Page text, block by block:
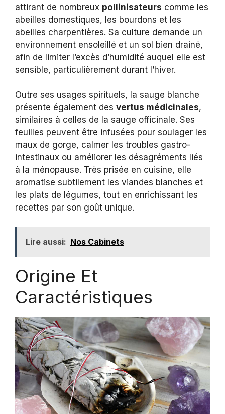
attirant de nombreux pollinisateurs comme les
abeilles domestiques, les bourdons et les
abeilles charpentières. Sa culture demande un
environnement ensoleillé et un sol bien drainé,
afin de limiter l’excès d’humidité auquel elle est
sensible, particulièrement durant l’hiver.
Outre ses usages spirituels, la sauge blanche
présente également des vertus médicinales,
similaires à celles de la sauge officinale. Ses
feuilles peuvent être infusées pour soulager les
maux de gorge, calmer les troubles gastro-
intestinaux ou améliorer les désagréments liés
à la ménopause. Très prisée en cuisine, elle
aromatise subtilement les viandes blanches et
les plats de légumes, tout en enrichissant les
recettes par son goût unique.
Lire aussi: Nos Cabinets
Origine Et
Caractéristiques